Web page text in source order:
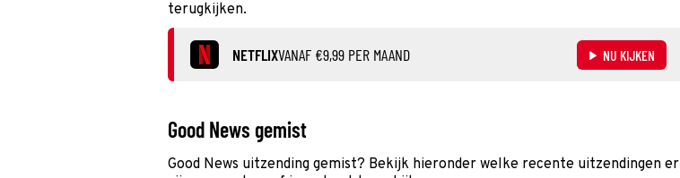
terugkijken.
NETFLIXVANAF €9,99 PER MAAND NU KIJKEN
Good News gemist
Good News uitzending gemist? Bekijk hieronder welke recente uitzendingen er